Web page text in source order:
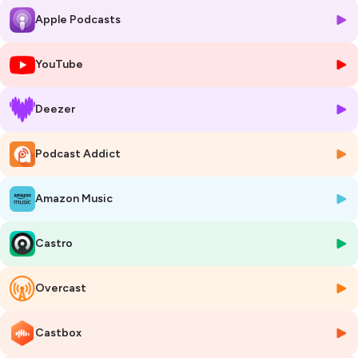
donc pas photogénique il y a 10 ans.
"Je ne sais pas poser"
"Je n'aime pas mon sourire"
Grâce à la photographie, elle a changé le regard qu'elle portait sur elle,
assumé qui elle est et osé sortir de l'ombre.
explosé.
pas du tout photogénique.
Le problème, c'est que je vois bien que dans la sphère professionnelle
100% de ceux qui réussissent acceptent de montrer leur tête.
J'ai invité Amélie dans mon podcast BONNE RÉPUTATION pour
comprendre :
→ Comment se réconcilier avec son image pour oser briller grâce la
photographie ?
→ Comment devenir photogénique pour créer une identité
professionnelle qui me ressemble ?
Apple Podcasts
YouTube
Deezer
Podcast Addict
Amazon Music
Castro
Overcast
Castbox